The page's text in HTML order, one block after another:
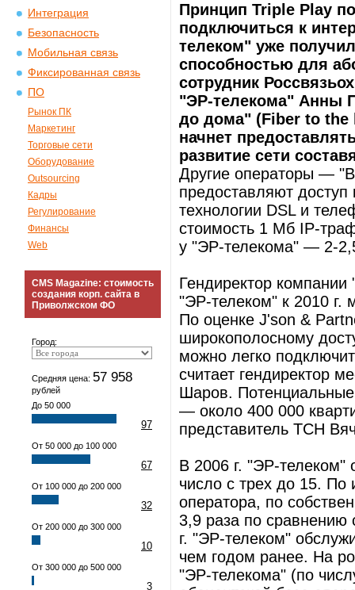
Интеграция
Безопасность
Мобильная связь
Фиксированная связь
ПО
Рынок ПК
Маркетинг
Торговые сети
Оборудование
Outsourcing
Кадры
Регулирование
Финансы
Web
CMS Magazine: стоимость
создания корп. сайта в
Приволжском ФО
Город:
Средняя цена: 57 958
рублей
До 50 000
97
От 50 000 до 100 000
67
От 100 000 до 200 000
32
От 200 000 до 300 000
10
От 300 000 до 500 000
3
Принцип Triple Play
подключиться к
телеком" уже
способностью для
сотрудник
"ЭР-телекома" Анны
до дома" (Fiber to the
начнет
развитие сети
Другие операторы —
предоставляют
технологии DSL и
стоимость 1 Мб IP-
у "ЭР-телекома" — 2-
Гендиректор компании
"ЭР-телеком" к 2010 г.
По оценке J'son &
широкополосному
можно легко
считает гендиректор
Шаров.
— около 400 000
представитель ТСН
В 2006 г. "ЭР-телеком"
число с трех до 15. По
оператора, по
3,9 раза по сравнению
г. "ЭР-телеком"
чем годом ранее. На
"ЭР-телекома" (по